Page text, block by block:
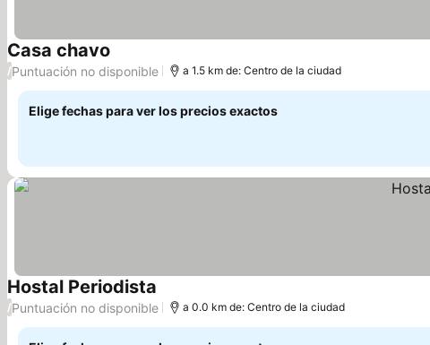
Casa chavo Ver precios
/Puntuación no disponible a 1.5 km de: Centro de la ciudad
Elige fechas para ver los precios exactos
Hostal Periodista Ver precios
/Puntuación no disponible a 0.0 km de: Centro de la ciudad